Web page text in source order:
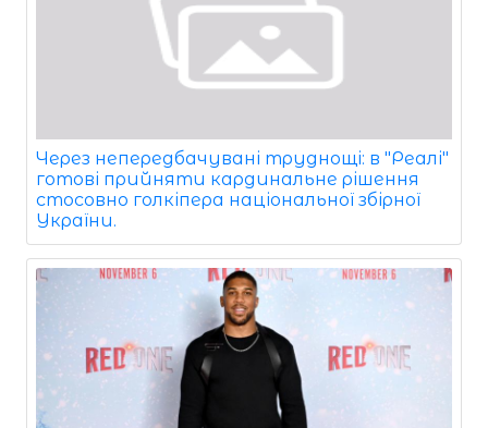
Через непередбачувані труднощі: в "Реалі"
готові прийняти кардинальне рішення
стосовно голкіпера національної збірної
України.